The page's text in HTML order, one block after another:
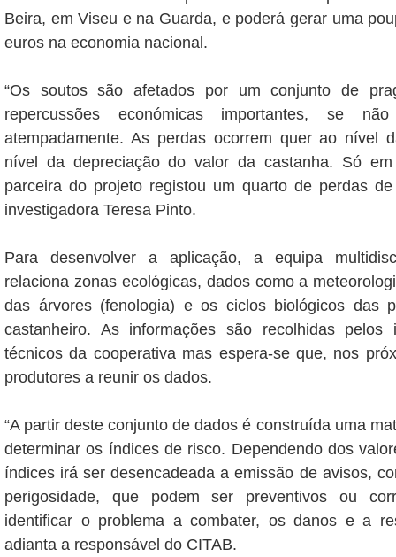
Beira, em Viseu e na Guarda, e poderá gerar uma
euros na economia nacional.
“Os soutos são afetados por um conjunto de
repercussões económicas importantes, se
atempadamente. As perdas ocorrem quer ao nível
nível da depreciação do valor da castanha. Só
parceira do projeto registou um quarto de perdas
investigadora Teresa Pinto.
Para desenvolver a aplicação, a equipa
relaciona zonas ecológicas, dados como a
das árvores (fenologia) e os ciclos biológicos das
castanheiro. As informações são recolhidas pelos
técnicos da cooperativa mas espera-se que, nos
produtores a reunir os dados.
“A partir deste conjunto de dados é construída uma
determinar os índices de risco. Dependendo dos
índices irá ser desencadeada a emissão de avisos,
perigosidade, que podem ser preventivos ou
identificar o problema a combater, os danos e a
adianta a responsável do CITAB.